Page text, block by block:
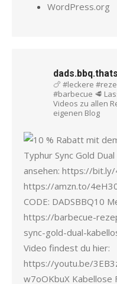
WordPress.org
🍗 #leckere
#barbecue 🥩
Videos zu allen
eigenen Blog